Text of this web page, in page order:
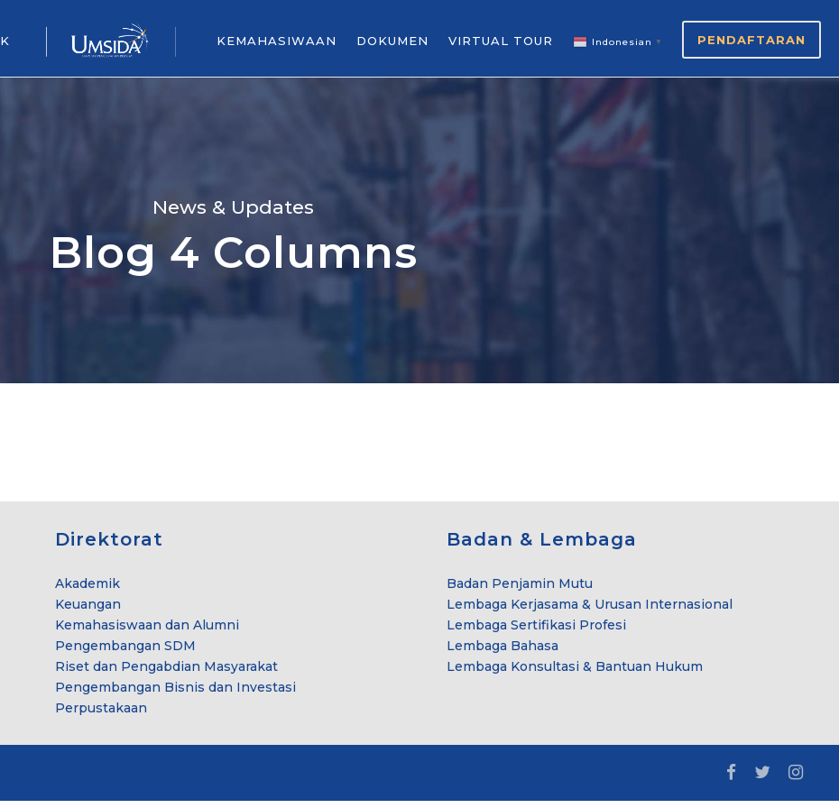
KEMAHASIWAAN DOKUMEN VIRTUAL TOUR Indonesian ▼ PENDAFTARAN
News & Updates
Blog 4 Columns
Direktorat
Akademik
Keuangan
Kemahasiswaan dan Alumni
Pengembangan SDM
Riset dan Pengabdian Masyarakat
Pengembangan Bisnis dan Investasi
Perpustakaan
Badan & Lembaga
Badan Penjamin Mutu
Lembaga Kerjasama & Urusan Internasional
Lembaga Sertifikasi Profesi
Lembaga Bahasa
Lembaga Konsultasi & Bantuan Hukum